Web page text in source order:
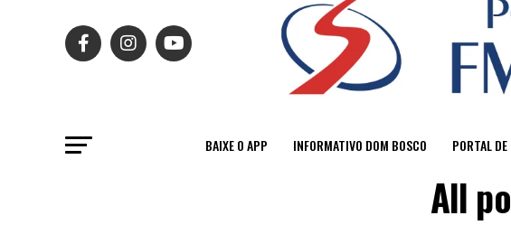
BAIXE O APP INFORMATIVO DOM BOSCO PORTAL
All